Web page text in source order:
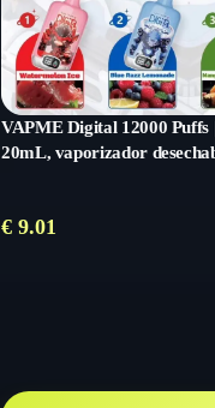
VAPME Digital 12000 Puffs
20mL, vaporizador
€ 9.01